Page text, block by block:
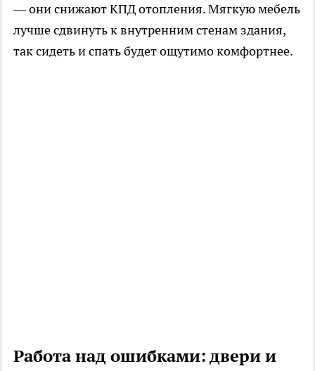
— они снижают КПД отопления. Мягкую мебель
лучше сдвинуть к внутренним стенам здания,
так сидеть и спать будет ощутимо комфортнее.
Работа над ошибками: двери и